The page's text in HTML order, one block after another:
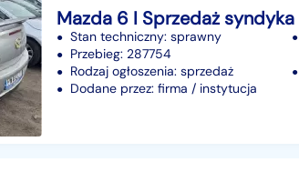
Mazda 6 I Sprzedaż syndyka
Stan techniczny: sprawny
Przebieg: 287754
Rodzaj ogłoszenia: sprzedaż
Dodane przez: firma / instytucja